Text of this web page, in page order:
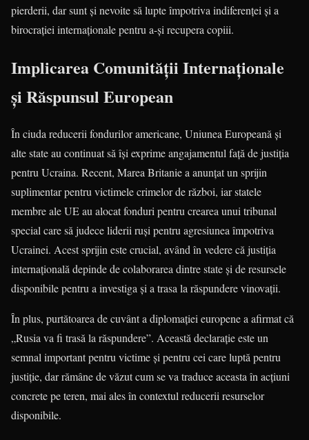
pierderii, dar sunt și nevoite să lupte împotriva indiferenței și a
birocrației internaționale pentru a-și recupera copiii.
Implicarea Comunității Internaționale
și Răspunsul European
În ciuda reducerii fondurilor americane, Uniunea Europeană și
alte state au continuat să își exprime angajamentul față de justiția
pentru Ucraina. Recent, Marea Britanie a anunțat un sprijin
suplimentar pentru victimele crimelor de război, iar statele
membre ale UE au alocat fonduri pentru crearea unui tribunal
special care să judece liderii ruși pentru agresiunea împotriva
Ucrainei. Acest sprijin este crucial, având în vedere că justiția
internațională depinde de colaborarea dintre state și de resursele
disponibile pentru a investiga și a trasa la răspundere vinovații.
În plus, purtătoarea de cuvânt a diplomației europene a afirmat că
„Rusia va fi trasă la răspundere”. Această declarație este un
semnal important pentru victime și pentru cei care luptă pentru
justiție, dar rămâne de văzut cum se va traduce aceasta în acțiuni
concrete pe teren, mai ales în contextul reducerii resurselor
disponibile.